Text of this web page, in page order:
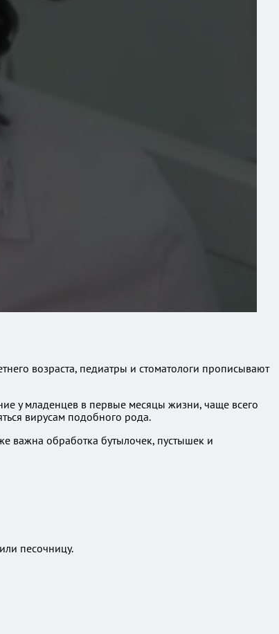
возраста, педиатры и стоматологи прописывают
у младенцев в первые месяцы жизни, чаще всего
вирусам подобного рода.
важна обработка бутылочек, пустышек и
песочницу.